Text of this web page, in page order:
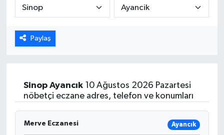
Paylaş
Sinop Ayancık10 Ağustos 2026 Pazartesi
nöbetçi eczane adres, telefon ve konumları
Merve Eczanesi Ayancık
ÖZEL HABER
DTO